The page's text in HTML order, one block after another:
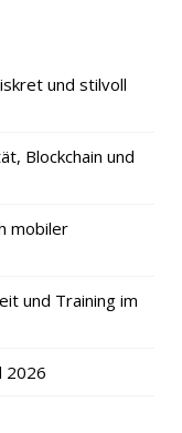
und stilvoll
Blockchain und
mobiler
und Training im
2026